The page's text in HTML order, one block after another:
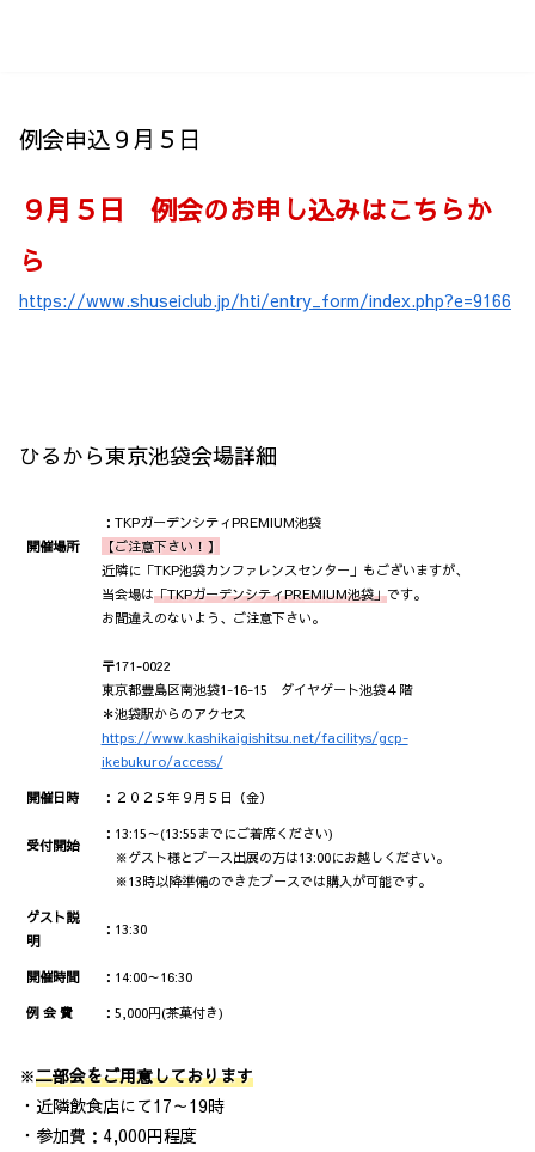
例会申込９月５日
９月５日 例会のお申し込みはこちらか
ら
https://www.shuseiclub.jp/hti/entry_form/index.php?e=9166
ひるから東京池袋会場詳細
開催場所
：TKPガーデンシティPREMIUM池袋
【ご注意下さい！】
近隣に「TKP池袋カンファレンスセンター」もございますが、
当会場は「TKPガーデンシティPREMIUM池袋」です。
お間違えのないよう、ご注意下さい。
〒171-0022
東京都豊島区南池袋1-16-15 ダイヤゲート池袋４階
＊池袋駅からのアクセス
https://www.kashikaigishitsu.net/facilitys/gcp-
ikebukuro/access/
開催日時
：２０２５年９月５日（金）
受付開始
：13:15～(13:55までにご着席ください)
※ゲスト様とブース出展の方は13:00にお越しください。
※13時以降準備のできたブースでは購入が可能です。
ゲスト説
明
：13:30
開催時間
：14:00～16:30
例 会 費
：5,000円(茶菓付き)
※二部会をご用意しております
・近隣飲食店にて17～19時
・参加費：4,000円程度